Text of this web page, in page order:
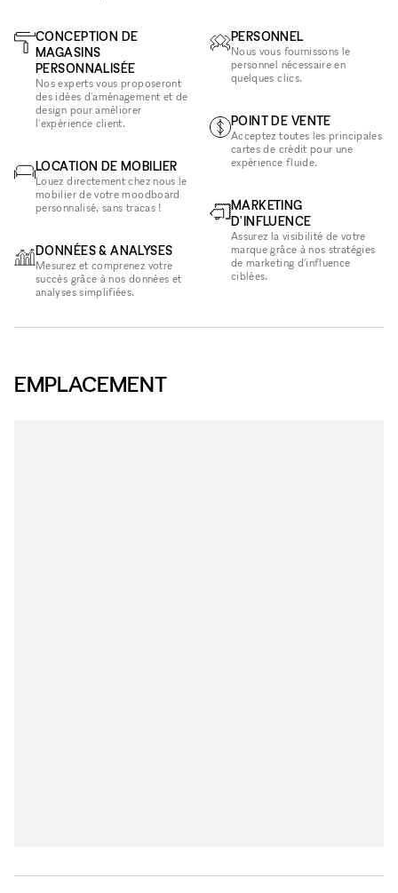
CONCEPTION DE
MAGASINS
PERSONNALISÉE
Nos experts vous proposeront
des idées d'aménagement et de
design pour améliorer
l'expérience client.
LOCATION DE MOBILIER
Louez directement chez nous le
mobilier de votre moodboard
personnalisé, sans tracas !
DONNÉES & ANALYSES
Mesurez et comprenez votre
succès grâce à nos données et
analyses simplifiées.
PERSONNEL
Nous vous fournissons le
personnel nécessaire en
quelques clics.
POINT DE VENTE
Acceptez toutes les principales
cartes de crédit pour une
expérience fluide.
MARKETING
D'INFLUENCE
Assurez la visibilité de votre
marque grâce à nos stratégies
de marketing d'influence
ciblées.
EMPLACEMENT